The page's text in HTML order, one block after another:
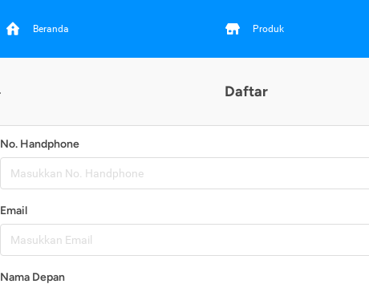
Beranda Produk
Daftar
No. Handphone
Email
Nama Depan